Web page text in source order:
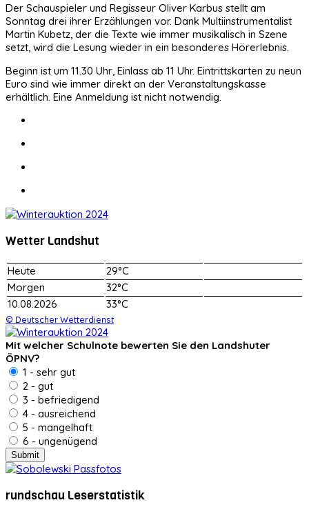
Der Schauspieler und Regisseur Oliver Karbus stellt am
Sonntag drei ihrer Erzählungen vor. Dank Multiinstrumentalist
Martin Kubetz, der die Texte wie immer musikalisch in Szene
setzt, wird die Lesung wieder in ein besonderes Hörerlebnis.
Beginn ist um 11.30 Uhr, Einlass ab 11 Uhr. Eintrittskarten zu neun
Euro sind wie immer direkt an der Veranstaltungskasse
erhältlich. Eine Anmeldung ist nicht notwendig.
Wetter Landshut
Heute
29°C
Morgen
32°C
10.08.2026
33°C
© Deutscher Wetterdienst
Mit welcher Schulnote bewerten Sie den Landshuter
ÖPNV?
1 - sehr gut
2 - gut
3 - befriedigend
4 - ausreichend
5 - mangelhaft
6 - ungenügend
rundschau Leserstatistik